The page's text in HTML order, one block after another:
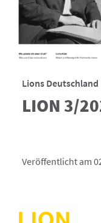
Lions Deutschland
LION 3/
Veröffentlicht am